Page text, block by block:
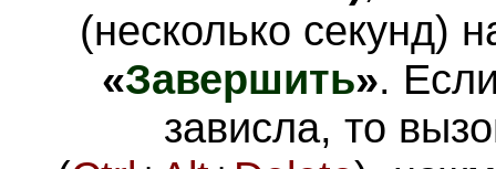
(несколько секунд)
«Завершить».
зависла, то